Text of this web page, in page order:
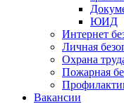
ЮИД
Интернет
Личная
Охрана
Пожарная
Вакансии